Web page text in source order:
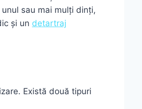
sau mai mulți dinți,
și un detartraj
Există două tipuri